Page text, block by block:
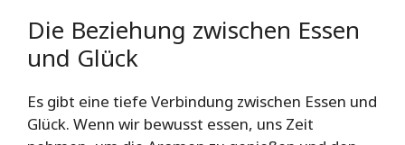
Die Beziehung zwischen Essen
und Glück
Es gibt eine tiefe Verbindung zwischen Essen und
Glück. Wenn wir bewusst essen, uns Zeit